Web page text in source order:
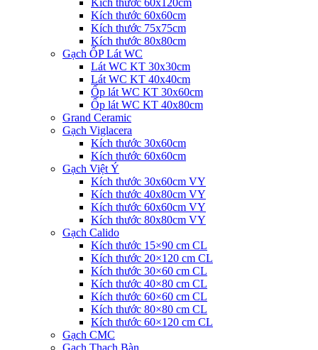
Kích thước 60x60cm
Kích thước 75x75cm
Kích thước 80x80cm
Gạch ỐP Lát WC
Lát WC KT 30x30cm
Lát WC KT 40x40cm
Ốp lát WC KT 30x60cm
Ốp lát WC KT 40x80cm
Grand Ceramic
Gạch Viglacera
Kích thước 30x60cm
Kích thước 60x60cm
Gạch Việt Ý
Kích thước 30x60cm VY
Kích thước 40x80cm VY
Kích thước 60x60cm VY
Kích thước 80x80cm VY
Gạch Calido
Kích thước 15×90 cm CL
Kích thước 20×120 cm CL
Kích thước 30×60 cm CL
Kích thước 40×80 cm CL
Kích thước 60×60 cm CL
Kích thước 80×80 cm CL
Kích thước 60×120 cm CL
Gạch CMC
Gạch Thạch Bàn